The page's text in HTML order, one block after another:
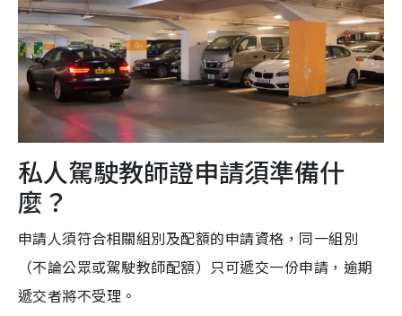
私人駕駛教師證申請須準備什
麼？
申請人須符合相關組別及配額的申請資格，同一組別
（不論公眾或駕駛教師配額）只可遞交一份申請，逾期
遞交者將不受理。